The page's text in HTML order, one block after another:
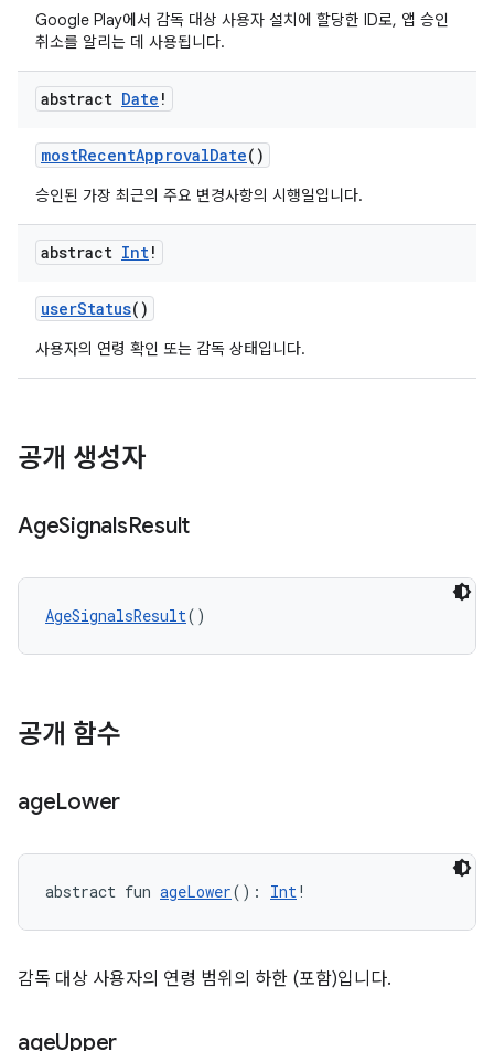
Google Play에서 감독 대상 사용자 설치에 할당한 ID로, 앱 승인
취소를 알리는 데 사용됩니다.
abstract Date !
mostRecentApprovalDate()
승인된 가장 최근의 주요 변경사항의 시행일입니다.
abstract Int!
userStatus()
사용자의 연령 확인 또는 감독 상태입니다.
공개 생성자
AgeSignalsResult
AgeSignalsResult()
공개 함수
ageLower
abstract fun ageLower(): Int!
감독 대상 사용자의 연령 범위의 하한 (포함)입니다.
ageUpper